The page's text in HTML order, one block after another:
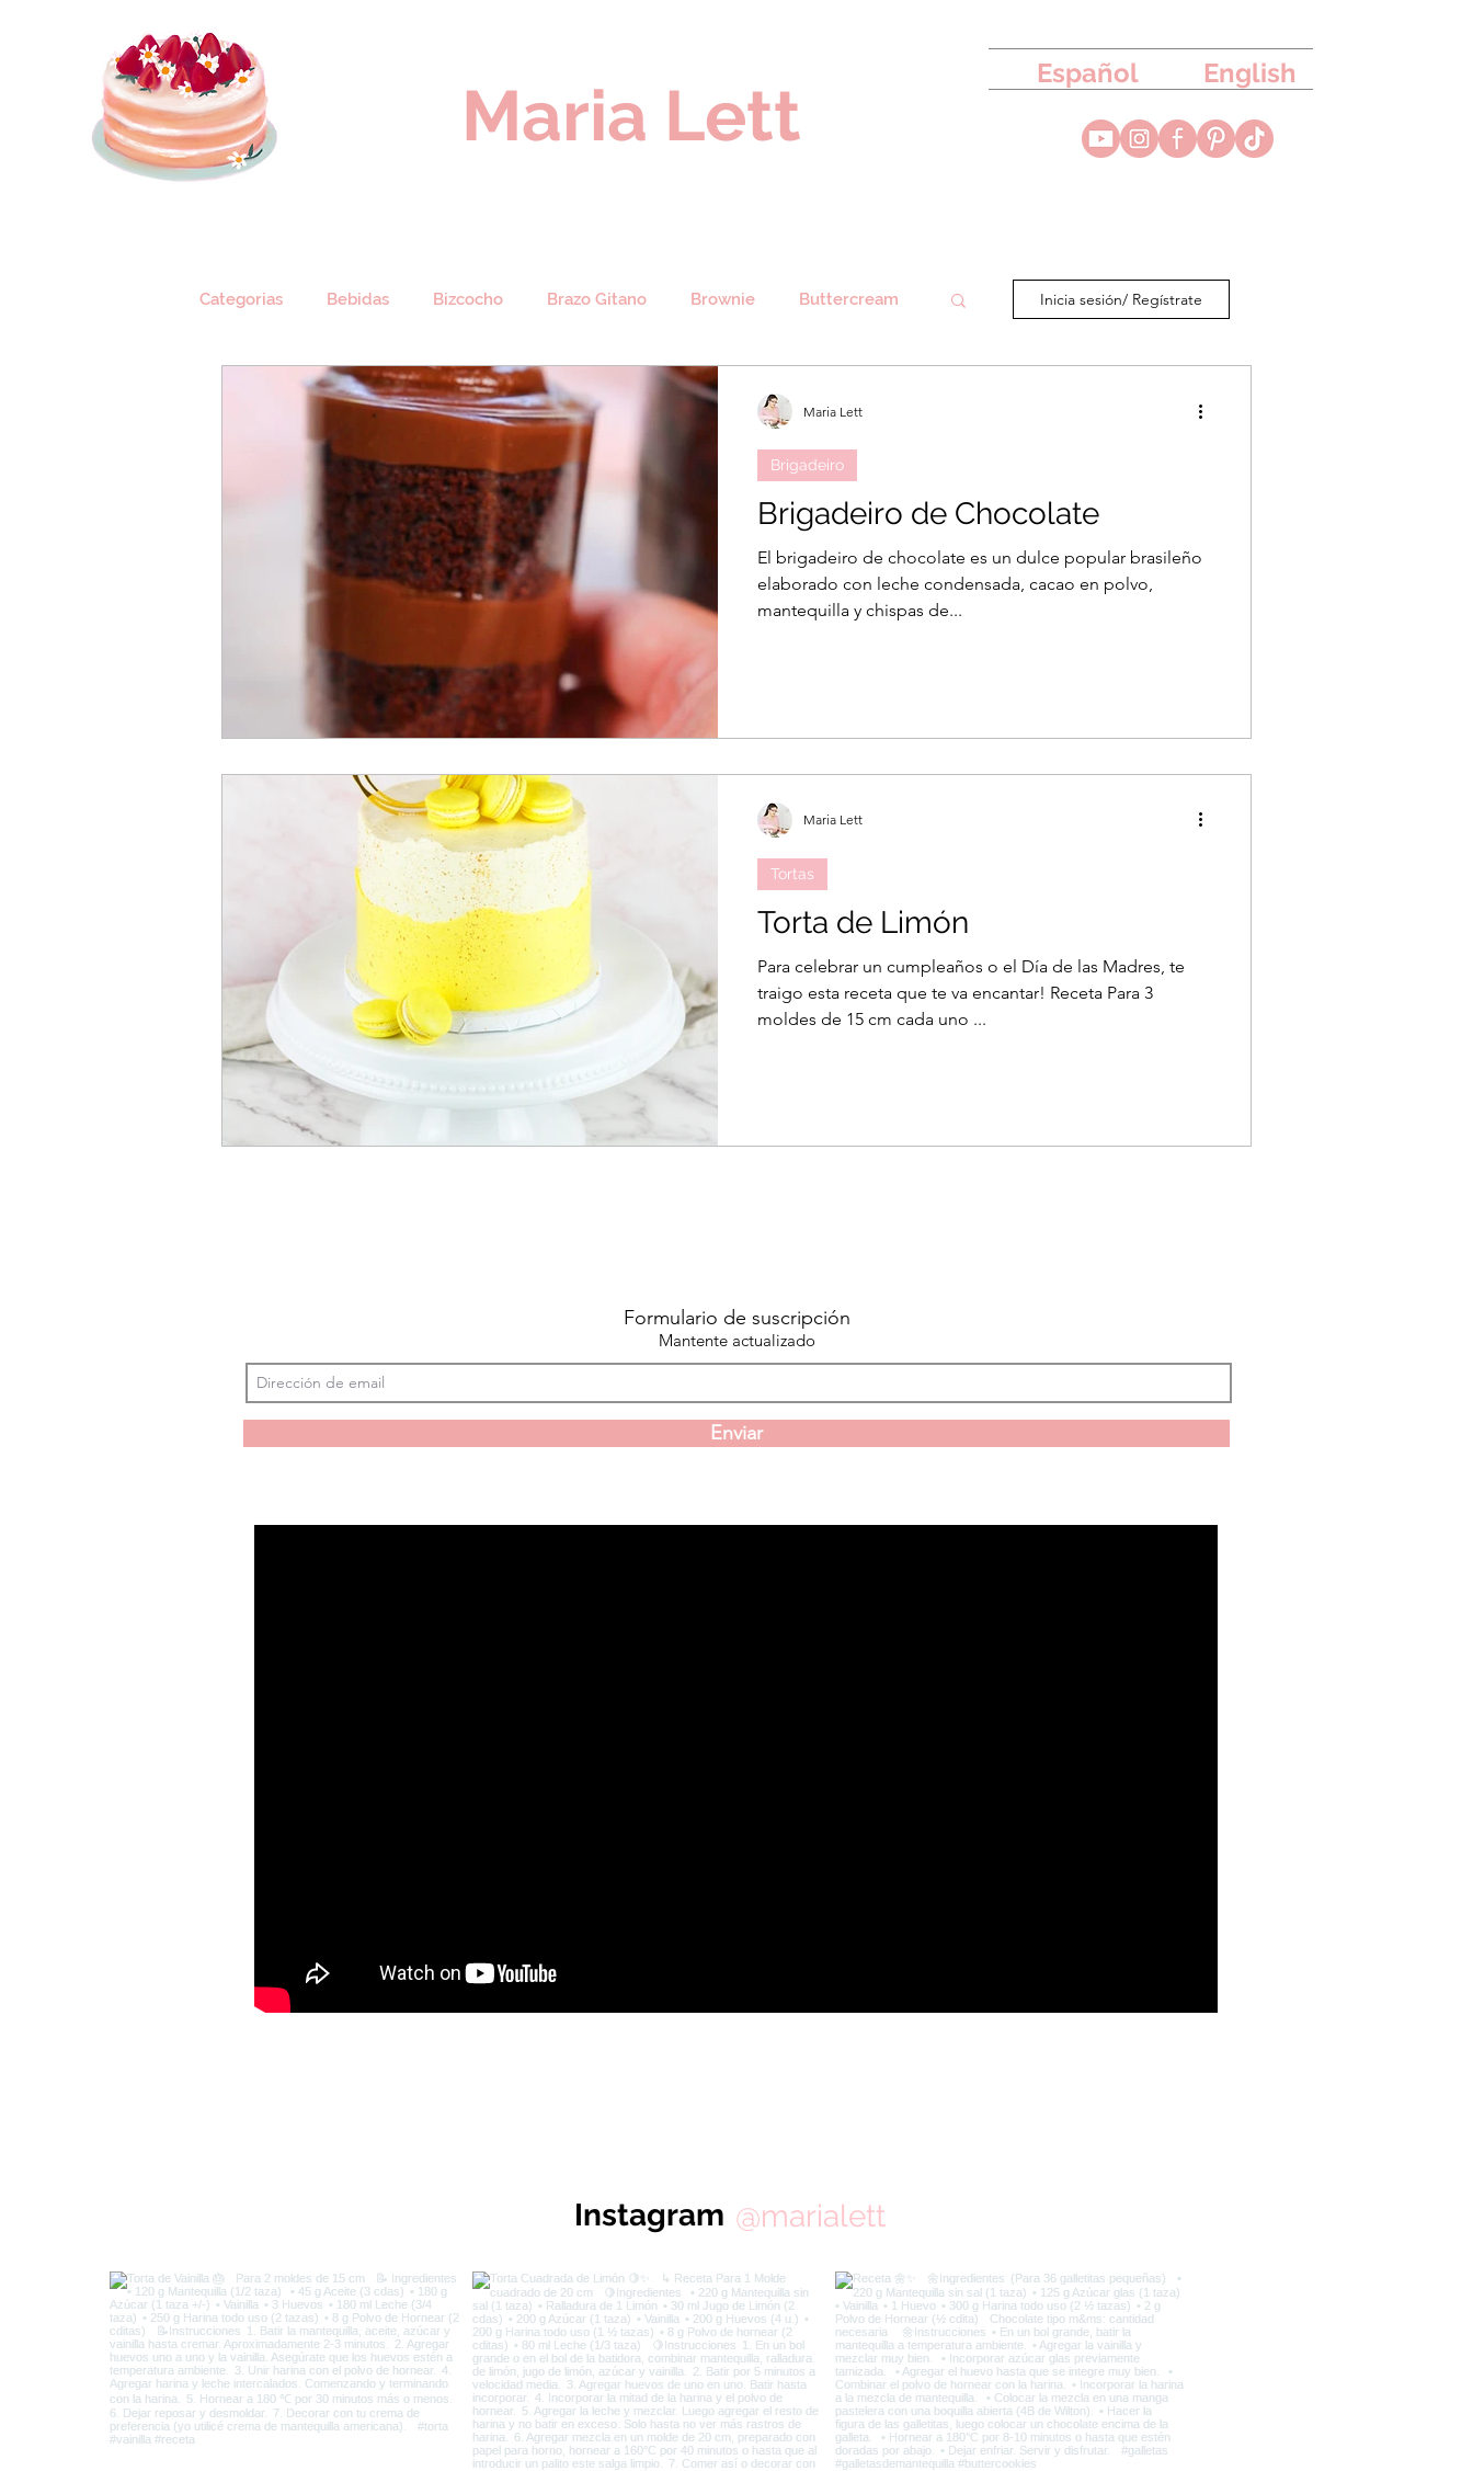
Maria Lett
Español English
Categorias Bebidas Bizcocho Brazo Gitano Brownie Buttercream
Cheesecake Crepes Cremas Cupcakes
Marquesa Merengue Muffins Navidad
Panqueca Pie Postre frio Rollos de canela
Tortas Tiramisu
Inicia sesión/ Regístrate
Brigadeiro de Chocolate
El brigadeiro de chocolate es un dulce popular brasileño
elaborado con leche condensada, cacao en polvo,
mantequilla y chispas de...
Brigadeiro
Maria Lett
Torta de Limón
Para celebrar un cumpleaños o el Día de las Madres, te
traigo esta receta que te va encantar! Receta Para 3
moldes de 15 cm cada uno ...
Tortas
Maria Lett
Formulario de suscripción
Mantente actualizado
Enviar
Instagram @marialett